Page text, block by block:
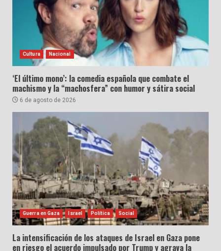
Cultura Nacional
‘El último mono’: la comedia española que combate el
machismo y la “machosfera” con humor y sátira social
6 de agosto de 2026
Guerra en Gaza Israel Política Social
La intensificación de los ataques de Israel en Gaza pone
en riesgo el acuerdo impulsado por Trump y agrava la